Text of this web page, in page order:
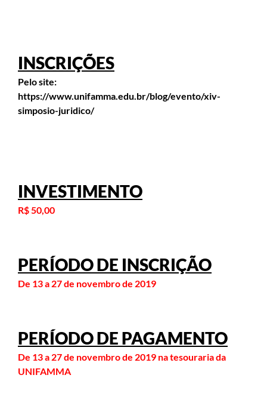
INSCRIÇÕES
Pelo site:
https://www.unifamma.edu.br/blog/evento/xiv-
simposio-juridico/
INVESTIMENTO
R$ 50,00
PERÍODO DE INSCRIÇÃO
De 13 a 27 de novembro de 2019
PERÍODO DE PAGAMENTO
De 13 a 27 de novembro de 2019 na tesouraria da
UNIFAMMA